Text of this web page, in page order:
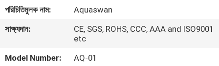
পণ্য
সম্পর্কে
পরিচিতিমুলক নাম:
Aquaswan
সাক্ষ্যদান:
CE, SGS, ROHS, CCC, AAA and ISO9001
etc
Model Number:
AQ-01